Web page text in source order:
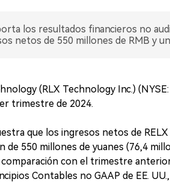
los resultados financieros no
netos de 550 millones de RMB y
(RLX Technology Inc.)
trimestre de 2024.
que los ingresos netos de
550 millones de yuanes (76,4
con el trimestre
Contables no GAAP de EE.